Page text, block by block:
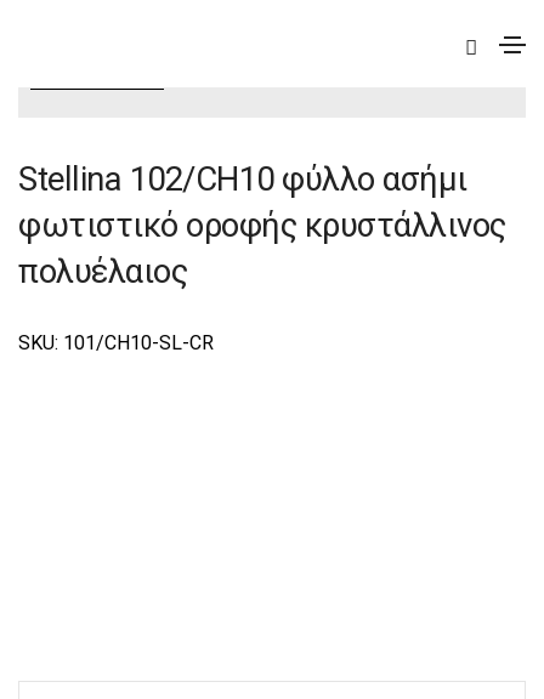
Stellina 102/CH10 φύλλο ασήμι
φωτιστικό οροφής κρυστάλλινος
πολυέλαιος
SKU: 101/CH10-SL-CR